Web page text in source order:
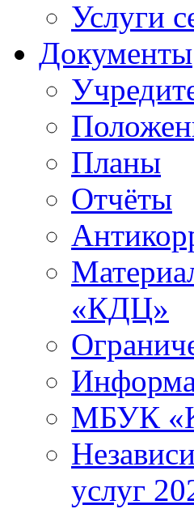
Услуги
Документы
Планы
Отчёты
«КДЦ»
МБУК
услуг